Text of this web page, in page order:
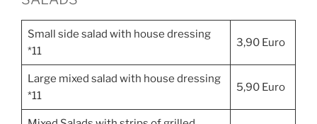
Small side salad with house dressing
*11
3,90 Euro
Large mixed salad with house dressing
*11
5,90 Euro